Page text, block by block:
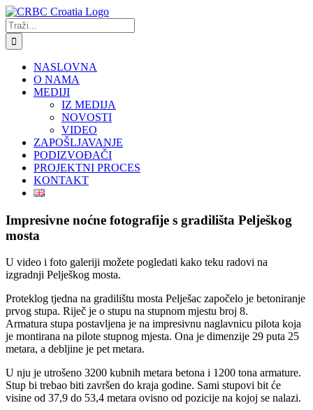
Skip
to
content
Traži...
NASLOVNA
O NAMA
MEDIJI
IZ MEDIJA
NOVOSTI
VIDEO
ZAPOŠLJAVANJE
PODIZVOĐAČI
PROJEKTNI PROCES
KONTAKT
Impresivne noćne fotografije s gradilišta Pelješkog
mosta
U video i foto galeriji možete pogledati kako teku radovi na
izgradnji Pelješkog mosta.
Proteklog tjedna na gradilištu mosta Pelješac započelo je betoniranje
prvog stupa. Riječ je o stupu na stupnom mjestu broj 8.
Armatura stupa postavljena je na impresivnu naglavnicu pilota koja
je montirana na pilote stupnog mjesta. Ona je dimenzije 29 puta 25
metara, a debljine je pet metara.
U nju je utrošeno 3200 kubnih metara betona i 1200 tona armature.
Stup bi trebao biti završen do kraja godine. Sami stupovi bit će
visine od 37,9 do 53,4 metara ovisno od pozicije na kojoj se nalazi.